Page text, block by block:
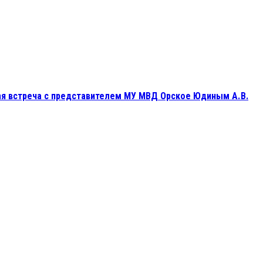
встреча с представителем МУ МВД Орское Юдиным А. В.